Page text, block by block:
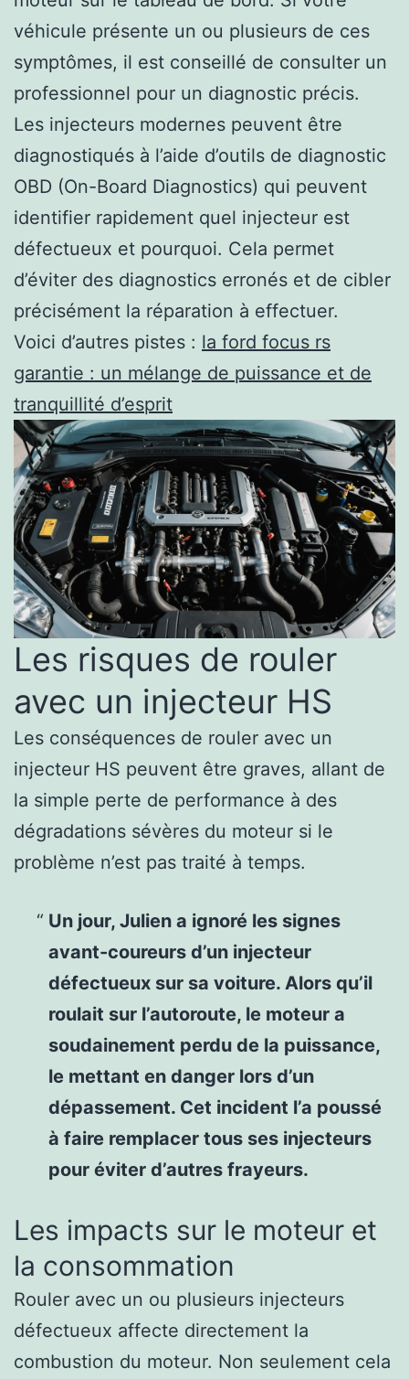
véhicule présente un ou plusieurs de ces
symptômes, il est conseillé de consulter un
professionnel pour un diagnostic précis.
Les injecteurs modernes peuvent être
diagnostiqués à l’aide d’outils de diagnostic
OBD (On-Board Diagnostics) qui peuvent
identifier rapidement quel injecteur est
défectueux et pourquoi. Cela permet
d’éviter des diagnostics erronés et de cibler
précisément la réparation à effectuer.
Voici d’autres pistes : la ford focus rs
garantie : un mélange de puissance et de
tranquillité d’esprit
Les risques de rouler
avec un injecteur HS
Les conséquences de rouler avec un
injecteur HS peuvent être graves, allant de
la simple perte de performance à des
dégradations sévères du moteur si le
problème n’est pas traité à temps.
Un jour, Julien a ignoré les signes
avant-coureurs d’un injecteur
défectueux sur sa voiture. Alors qu’il
roulait sur l’autoroute, le moteur a
soudainement perdu de la puissance,
le mettant en danger lors d’un
dépassement. Cet incident l’a poussé
à faire remplacer tous ses injecteurs
pour éviter d’autres frayeurs.
Les impacts sur le moteur et
la consommation
Rouler avec un ou plusieurs injecteurs
défectueux affecte directement la
combustion du moteur. Non seulement cela